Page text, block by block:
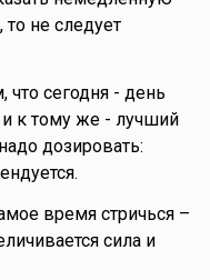
не следует
что сегодня - день
и к тому же - лучший
дозировать:
время стричься –
сила и